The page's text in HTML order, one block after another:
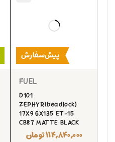
پیش‌سفارش
FUEL
D101
ZEPHYR(beadlock)
17X9 6X135 ET-15
CB87 MATTE BLACK
۱۱۴,۸۴۰,۰۰۰تومان